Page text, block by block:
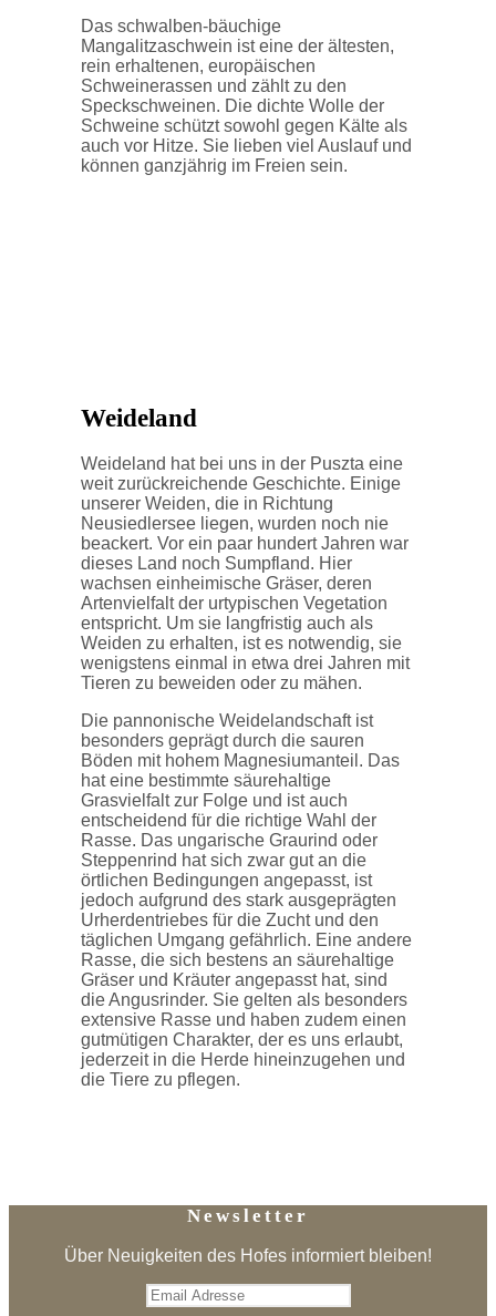
Das schwalben-bäuchige
Mangalitzaschwein ist eine der ältesten,
rein erhaltenen, europäischen
Schweinerassen und zählt zu den
Speckschweinen. Die dichte Wolle der
Schweine schützt sowohl gegen Kälte als
auch vor Hitze. Sie lieben viel Auslauf und
können ganzjährig im Freien sein.
Weideland
Weideland hat bei uns in der Puszta eine
weit zurückreichende Geschichte. Einige
unserer Weiden, die in Richtung
Neusiedlersee liegen, wurden noch nie
beackert. Vor ein paar hundert Jahren war
dieses Land noch Sumpfland. Hier
wachsen einheimische Gräser, deren
Artenvielfalt der urtypischen Vegetation
entspricht. Um sie langfristig auch als
Weiden zu erhalten, ist es notwendig, sie
wenigstens einmal in etwa drei Jahren mit
Tieren zu beweiden oder zu mähen.
Die pannonische Weidelandschaft ist
besonders geprägt durch die sauren
Böden mit hohem Magnesiumanteil. Das
hat eine bestimmte säurehaltige
Grasvielfalt zur Folge und ist auch
entscheidend für die richtige Wahl der
Rasse. Das ungarische Graurind oder
Steppenrind hat sich zwar gut an die
örtlichen Bedingungen angepasst, ist
jedoch aufgrund des stark ausgeprägten
Urherdentriebes für die Zucht und den
täglichen Umgang gefährlich. Eine andere
Rasse, die sich bestens an säurehaltige
Gräser und Kräuter angepasst hat, sind
die Angusrinder. Sie gelten als besonders
extensive Rasse und haben zudem einen
gutmütigen Charakter, der es uns erlaubt,
jederzeit in die Herde hineinzugehen und
die Tiere zu pflegen.
Newsletter
Über Neuigkeiten des Hofes informiert bleiben!